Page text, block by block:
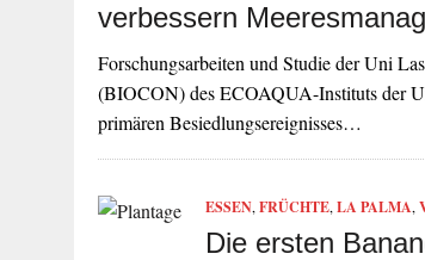
verbessern
Forschungsarbeiten und Studie der Uni
(BIOCON) des ECOAQUA-Instituts der
primären Besiedlungsereignisses…
ESSEN, FRÜCHTE, LA PALMA,
Die ersten